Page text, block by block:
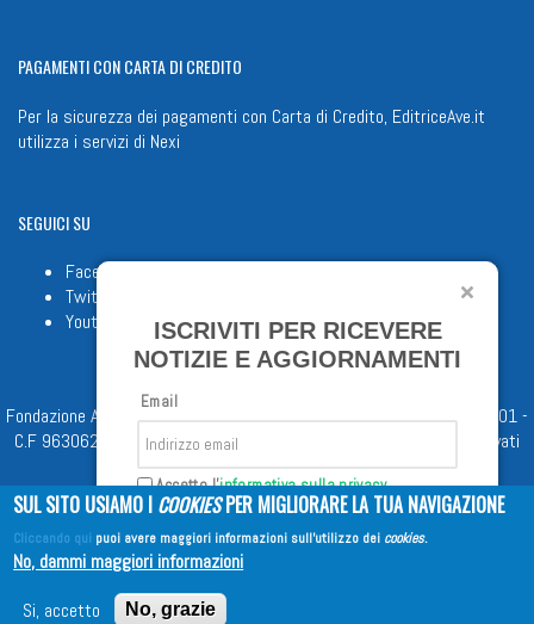
PAGAMENTICON CARTA DI CREDITO
Per la sicurezza dei pagamenti con Carta di Credito, EditriceAve.it
utilizza i servizi di Nexi
SEGUICISU
Facebook
Twitter
Youtube
Fondazione Apostolicam Actuositatem ETS © 2023 - P.I. 05398481001 -
C.F 96306220581 - REA 888781 del 23/02/98 - Tutti i diritti riservati
Copyright © 2026EDITRICE AVE
ISCRIVITI PER RICEVERE
NOTIZIE E AGGIORNAMENTI
Email
Accetto l'informativa sulla privacy
Iscriviti
SUL SITO USIAMO I COOKIESPER MIGLIORARE LA TUA NAVIGAZIONE
Cliccando qui puoi avere maggiori informazioni sull'utilizzo dei cookies.
No, dammi maggiori informazioni
Si, accetto
No, grazie